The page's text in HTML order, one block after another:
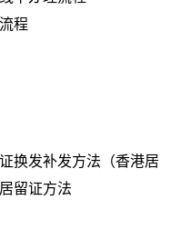
程
换发补发方法（香港居
留证方法